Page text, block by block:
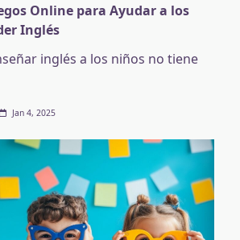
Online para Ayudar a los
Inglés
inglés a los niños no tiene
Jan 4, 2025